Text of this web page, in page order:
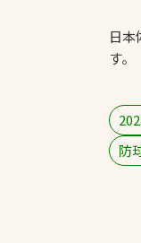
日本
す。
防